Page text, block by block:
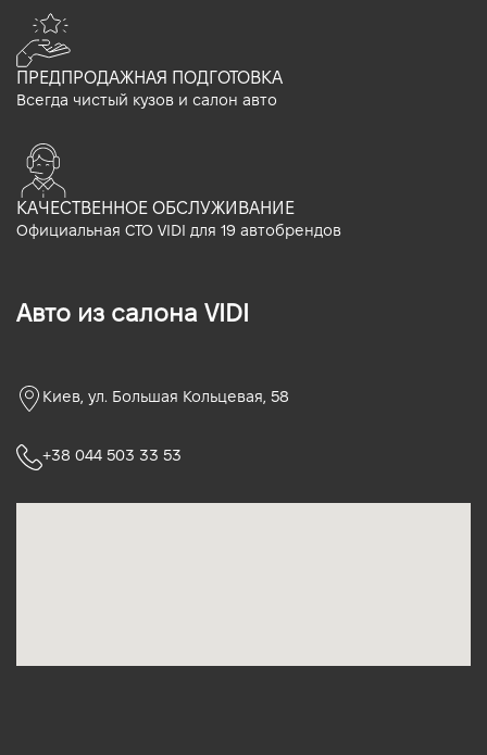
ПРЕДПРОДАЖНАЯ ПОДГОТОВКА
Всегда чистый кузов и салон авто
КАЧЕСТВЕННОЕ ОБСЛУЖИВАНИЕ
Официальная СТО VIDI для 19 автобрендов
Авто из салона VIDI
Киев, ул. Большая Кольцевая, 58
+38 044 503 33 53